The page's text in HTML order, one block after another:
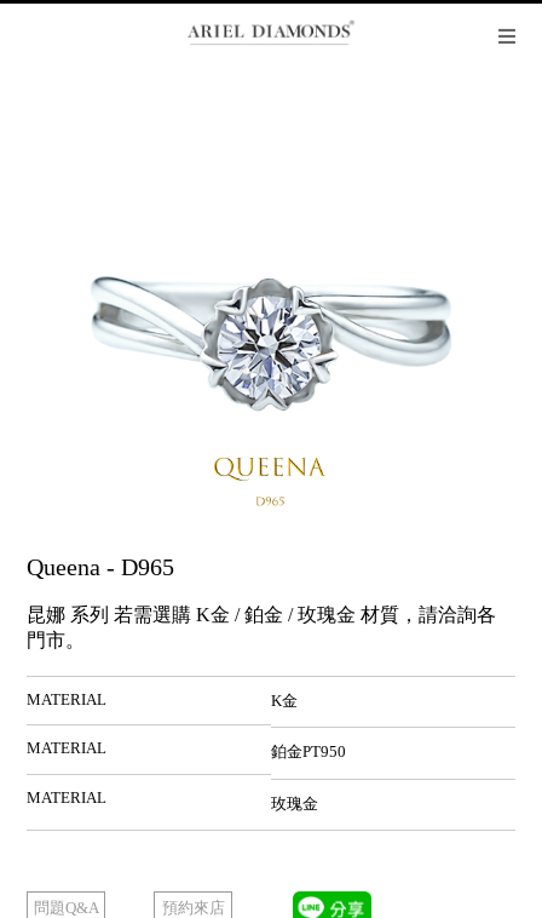
Queena - D965
昆娜 系列 若需選購 K金 / 鉑金 / 玫瑰金 材質，請洽詢各
門市。
MATERIAL K金
MATERIAL 鉑金PT950
MATERIAL 玫瑰金
問題Q&A 預約來店